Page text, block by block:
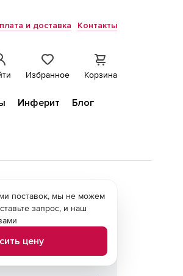
и доставка Контакты
Избранное Корзина
Инферит
Блог
поставок, мы не можем
запрос, и наш
цену